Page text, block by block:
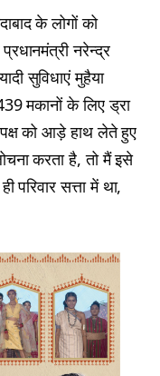
के लोगों को
नरेन्द्र
सुविधाएं मुहैया
मकानों के लिए ड्रा
को आड़े हाथ लेते हुए
करता है, तो मैं इसे
सत्ता में था,